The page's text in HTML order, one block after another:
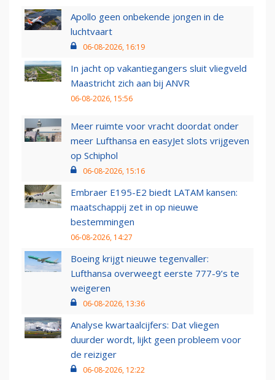
Apollo geen onbekende jongen in de
luchtvaart
06-08-2026, 16:19
In jacht op vakantiegangers sluit vliegveld
Maastricht zich aan bij ANVR
06-08-2026, 15:56
Meer ruimte voor vracht doordat onder
meer Lufthansa en easyJet slots vrijgeven
op Schiphol
06-08-2026, 15:16
Embraer E195-E2 biedt LATAM kansen:
maatschappij zet in op nieuwe
bestemmingen
06-08-2026, 14:27
Boeing krijgt nieuwe tegenvaller:
Lufthansa overweegt eerste 777-9’s te
weigeren
06-08-2026, 13:36
Analyse kwartaalcijfers: Dat vliegen
duurder wordt, lijkt geen probleem voor
de reiziger
06-08-2026, 12:22